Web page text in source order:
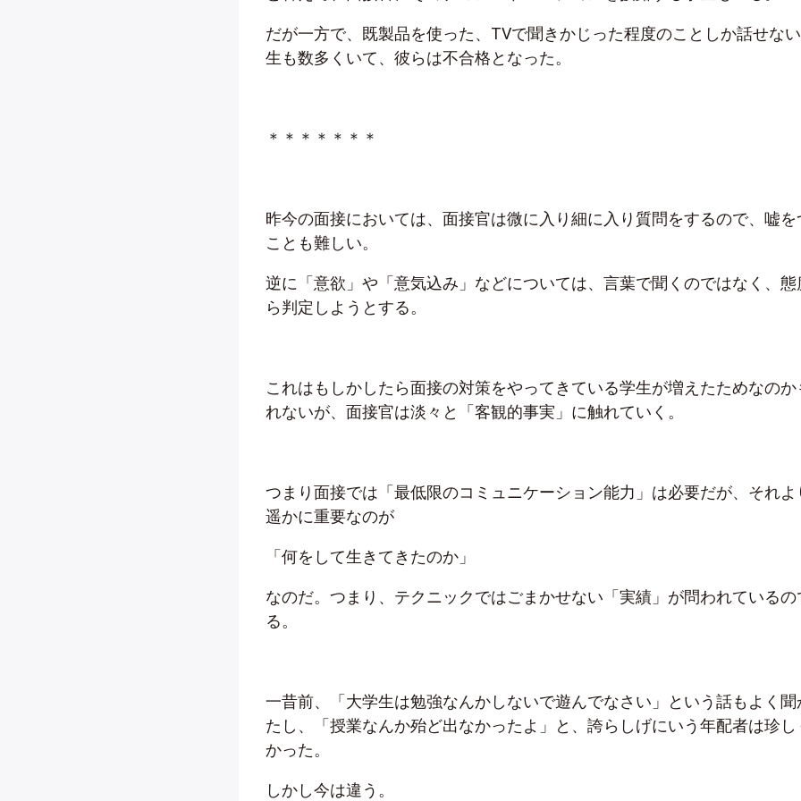
だが一方で、既製品を使った、TVで聞きかじった程度のことしか話せな
生も数多くいて、彼らは不合格となった。
＊＊＊＊＊＊＊
昨今の面接においては、面接官は微に入り細に入り質問をするので、嘘を
ことも難しい。
逆に「意欲」や「意気込み」などについては、言葉で聞くのではなく、態
ら判定しようとする。
これはもしかしたら面接の対策をやってきている学生が増えたためなのか
れないが、面接官は淡々と「客観的事実」に触れていく。
つまり面接では「最低限のコミュニケーション能力」は必要だが、それよ
遥かに重要なのが
「何をして生きてきたのか」
なのだ。つまり、テクニックではごまかせない「実績」が問われているの
る。
一昔前、「大学生は勉強なんかしないで遊んでなさい」という話もよく聞
たし、「授業なんか殆ど出なかったよ」と、誇らしげにいう年配者は珍し
かった。
しかし今は違う。